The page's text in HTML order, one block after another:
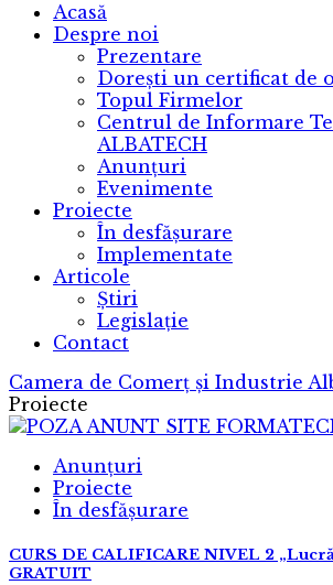
Acasă
Despre noi
Prezentare
Dorești un certificat de
Topul Firmelor
Centrul de Informare
ALBATECH
Anunțuri
Evenimente
Proiecte
În desfășurare
Implementate
Articole
Știri
Legislație
Contact
Camera de Comerț și Industrie
Proiecte
Anunțuri
Proiecte
În desfășurare
CURS DE CALIFICARE NIVEL 2
GRATUIT